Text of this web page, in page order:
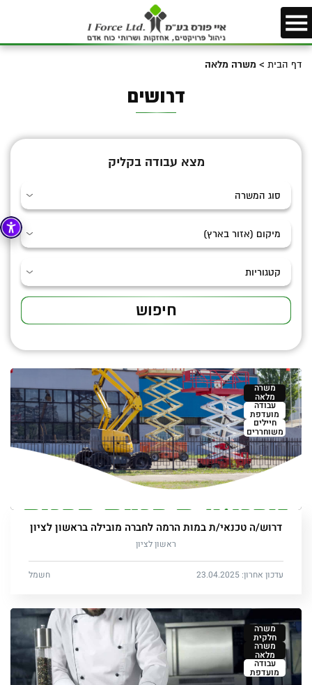
דף הבית > משרה מלאה
דרושים
מצא עבודה בקליק
חיפוש
משרה
מלאה
עבודה
מועדפת
חיילים
משוחררים
דרוש/ה טכנאי/ת במות הרמה לחברה מובילה בראשון לציון
ראשון לציון
עדכון אחרון: 23.04.2025 חשמל
משרה
חלקית
משרה
מלאה
עבודה
מועדפת